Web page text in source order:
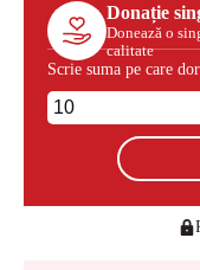
Donație
Donează o
calitate
Scrie suma pe care